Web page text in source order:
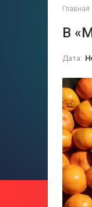
Главная
В
Дата: